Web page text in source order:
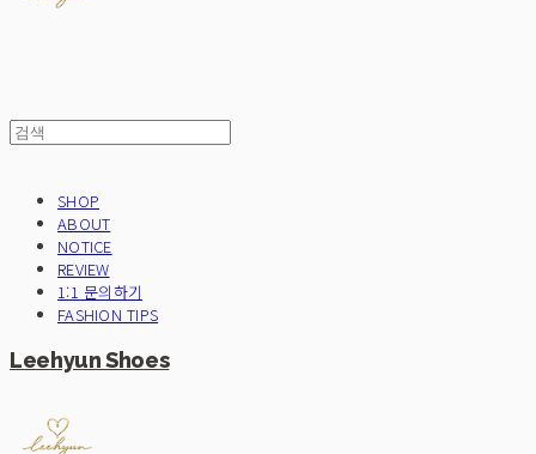
SHOP
ABOUT
NOTICE
REVIEW
1:1 문의하기
FASHION TIPS
Leehyun Shoes